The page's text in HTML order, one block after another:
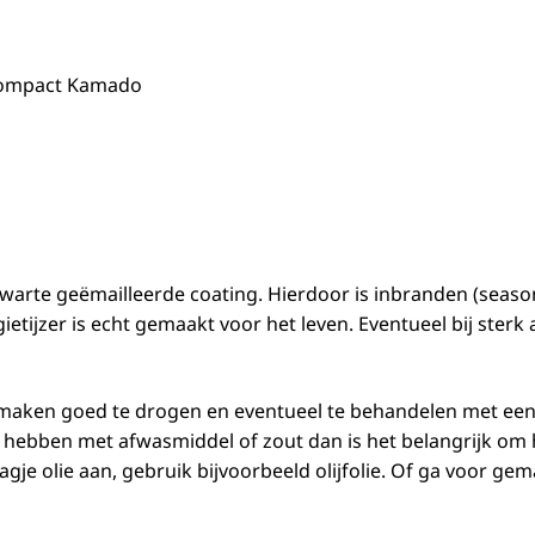
Kamado
geëmailleerde coating. Hierdoor is inbranden
is echt gemaakt voor het leven. Eventueel bij
goed te drogen en eventueel te behandelen met
met afwasmiddel of zout dan is het belangrijk
olie aan, gebruik bijvoorbeeld olijfolie. Of ga voor